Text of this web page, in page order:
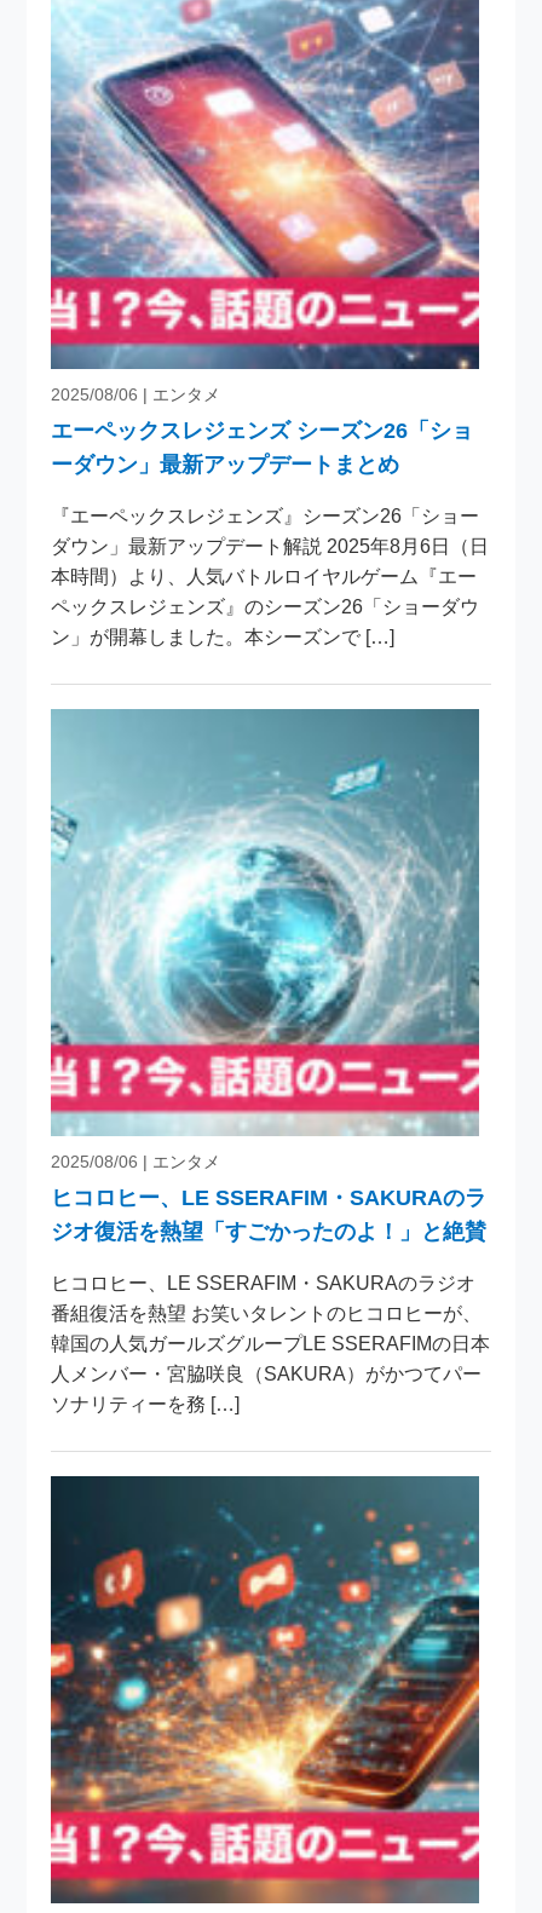
2025/08/06 | エンタメ
エーペックスレジェンズ シーズン26「ショ
ーダウン」最新アップデートまとめ
『エーペックスレジェンズ』シーズン26「ショー
ダウン」最新アップデート解説 2025年8月6日（日
本時間）より、人気バトルロイヤルゲーム『エー
ペックスレジェンズ』のシーズン26「ショーダウ
ン」が開幕しました。本シーズンで […]
2025/08/06 | エンタメ
ヒコロヒー、LE SSERAFIM・SAKURAのラ
ジオ復活を熱望「すごかったのよ！」と絶賛
ヒコロヒー、LE SSERAFIM・SAKURAのラジオ
番組復活を熱望 お笑いタレントのヒコロヒーが、
韓国の人気ガールズグループLE SSERAFIMの日本
人メンバー・宮脇咲良（SAKURA）がかつてパー
ソナリティーを務 […]